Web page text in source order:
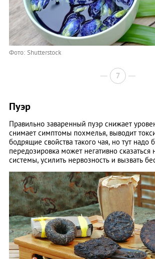
Фото: Shutterstock
7
Пуэр
Правильно заваренный пуэр снижает
снимает симптомы похмелья, выводит
бодрящие свойства такого чая, но тут
передозировка может негативно сказаться
системы, усилить нервозность и вызвать